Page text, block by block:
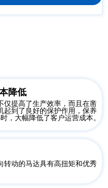
降低
仅提高了生产效率，而且在凿
起到了良好的保护作用，保养
，大幅降低了客户运营成本。
转动的马达具有高扭矩和优秀